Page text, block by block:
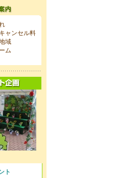
ャンセル料
域
ム
ト